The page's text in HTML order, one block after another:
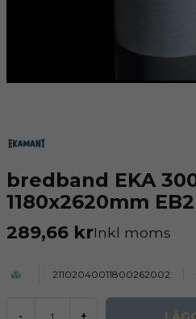
bredband EKA
1180x2620mm EB2
289,66 krInkl moms
21102040011800262002
- +